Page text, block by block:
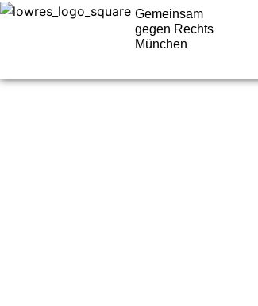
Gemeinsam
gegen Rechts
München